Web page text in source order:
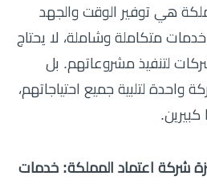
هي توفير الوقت والجهد
متكاملة وشاملة، لا يحتاج
لتنفيذ مشروعاتهم. بل
واحدة لتلبية جميع احتياجاتهم،
شركة اعتماد المملكة: خدمات